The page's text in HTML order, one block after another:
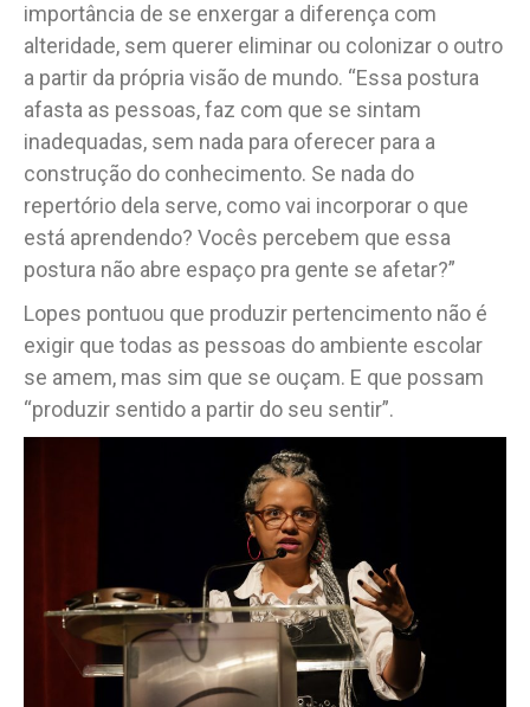
importância de se enxergar a diferença com
alteridade, sem querer eliminar ou colonizar o outro
a partir da própria visão de mundo. “Essa postura
afasta as pessoas, faz com que se sintam
inadequadas, sem nada para oferecer para a
construção do conhecimento. Se nada do
repertório dela serve, como vai incorporar o que
está aprendendo? Vocês percebem que essa
postura não abre espaço pra gente se afetar?”
Lopes pontuou que produzir pertencimento não é
exigir que todas as pessoas do ambiente escolar
se amem, mas sim que se ouçam. E que possam
“produzir sentido a partir do seu sentir”.